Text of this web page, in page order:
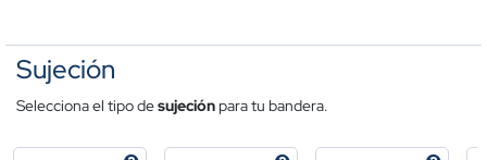
Sujeción
Selecciona el tipo desujeciónpara tu bandera.